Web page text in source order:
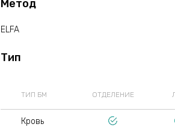
втором триместре беременности
- Хориальный гонадотропин;
- β-ХГЧ;
- Human Chorionic gonadotropin;
- HCG.
Метод
ELFA
Тип
ТИП БМ ОТДЕЛЕНИЕ
Кровь